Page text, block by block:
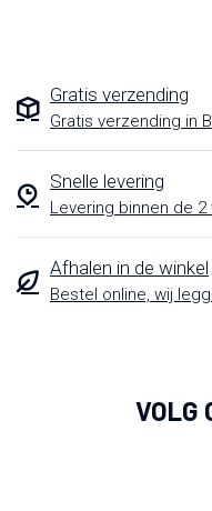
Gratis verzending
Gratis verzending in
Snelle levering
Levering binnen de 2
Afhalen in de winkel
Bestel online, wij
VOLG